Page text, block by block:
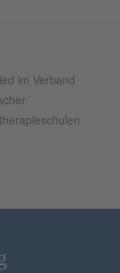
im Verband